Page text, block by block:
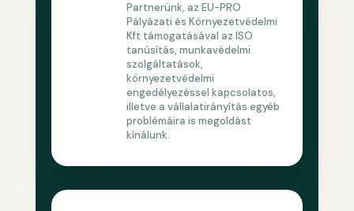
Partnerünk, az EU-PRO
Pályázati és Környezetvédelmi
Kft támogatásával az ISO
tanúsítás, munkavédelmi
szolgáltatások,
környezetvédelmi
engedélyezéssel kapcsolatos,
illetve a vállalatirányítás egyéb
problémáira is megoldást
kínálunk.